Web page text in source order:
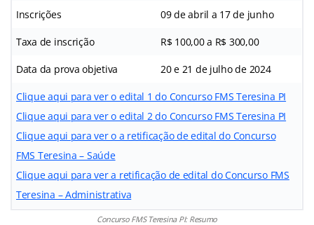
Inscrições 09 de abril a 17 de junho
Taxa de inscrição R$ 100,00 a R$ 300,00
Data da prova objetiva 20 e 21 de julho de 2024
Clique aqui para ver o edital 1 do Concurso FMS Teresina PI
Clique aqui para ver o edital 2 do Concurso FMS Teresina PI
Clique aqui para ver o a retificação de edital do Concurso
FMS Teresina – Saúde
Clique aqui para ver a retificação de edital do Concurso FMS
Teresina – Administrativa
Concurso FMS Teresina PI: Resumo